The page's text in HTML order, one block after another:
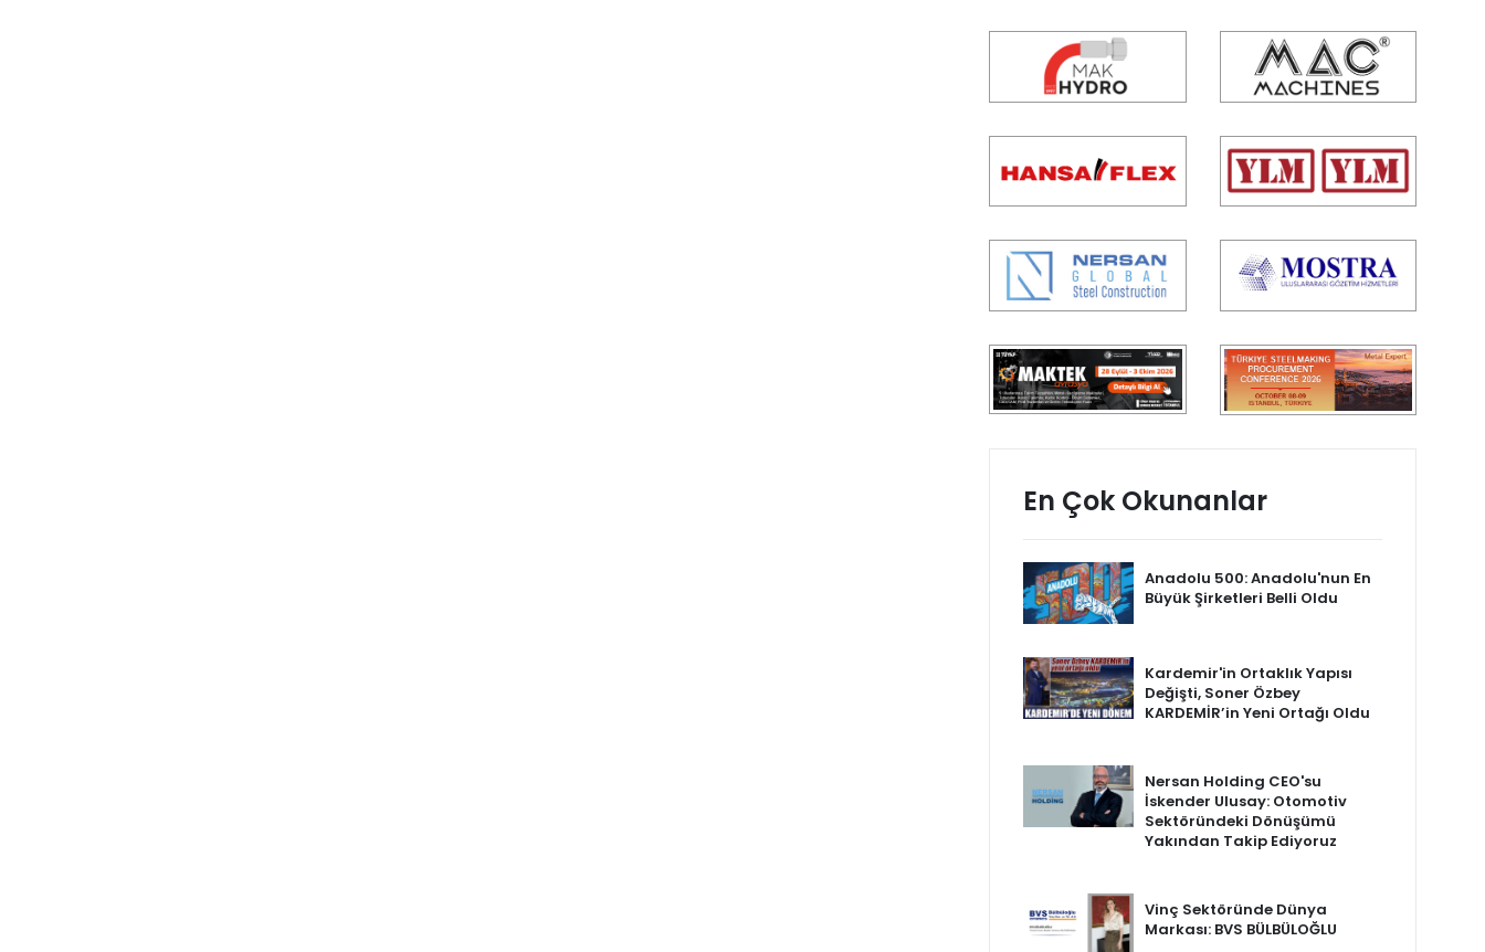
En Çok Okunanlar
Anadolu 500: Anadolu'nun En
Büyük Şirketleri Belli Oldu
Kardemir'in Ortaklık Yapısı
Değişti, Soner Özbey
KARDEMİR’in Yeni Ortağı Oldu
Nersan Holding CEO'su
İskender Ulusay: Otomotiv
Sektöründeki Dönüşümü
Yakından Takip Ediyoruz
Vinç Sektöründe Dünya
Markası: BVS BÜLBÜLOĞLU